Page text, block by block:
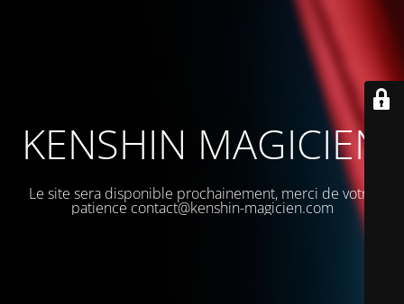
KENSHIN MAGICIEN
Le site sera disponible prochainement, merci de votre
patience contact@kenshin-magicien.com